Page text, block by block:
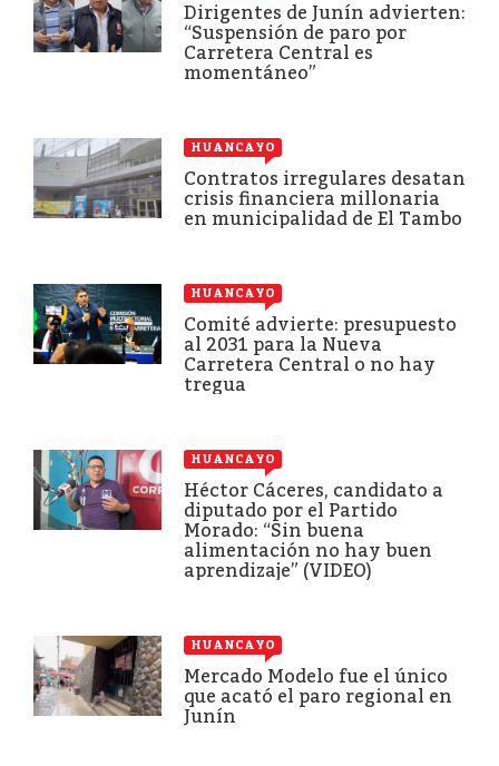
Dirigentes de Junín advierten:
“Suspensión de paro por
Carretera Central es
momentáneo”
HUANCAYO
Contratos irregulares desatan
crisis financiera millonaria
en municipalidad de El Tambo
HUANCAYO
Comité advierte: presupuesto
al 2031 para la Nueva
Carretera Central o no hay
tregua
HUANCAYO
Héctor Cáceres, candidato a
diputado por el Partido
Morado: “Sin buena
alimentación no hay buen
aprendizaje” (VIDEO)
HUANCAYO
Mercado Modelo fue el único
que acató el paro regional en
Junín